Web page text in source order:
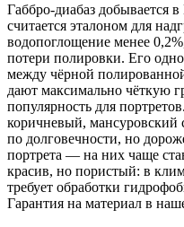
Габбро-диабаз добывается
считается эталоном для
водопоглощение менее
потери полировки. Его
между чёрной
дают максимально чёткую
популярность для
коричневый, мансуровский
по долговечности, но
портрета — на них чаще
красив, но пористый: в
требует обработки
Гарантия на материал в